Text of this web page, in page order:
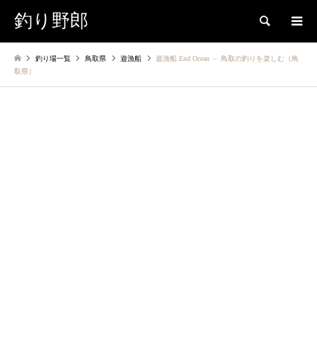
釣り野郎 検索
釣り場一覧 鳥取県 遊漁船
遊漁船 End Ocean － 鳥取の釣りを楽しむ（鳥
取県）